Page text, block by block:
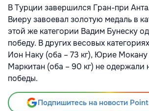
В Турции завершился Гран-при
Виеру завоевал золотую медаль в
этой же категории Вадим Бунеску
победу. В других весовых
Ион Наку (оба – 73 кг), Юрие
Маркитан (оба – 90 кг) не одержали
победы.
Подпишитесь на новости